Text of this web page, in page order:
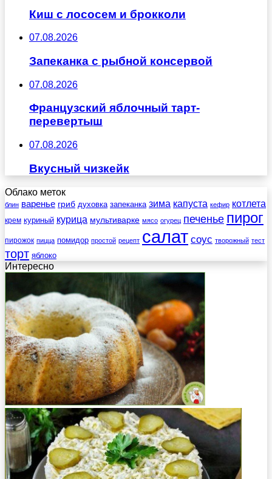
Киш с лососем и брокколи
07.08.2026
Запеканка с рыбной консервой
07.08.2026
Французский яблочный тарт-
перевертыш
07.08.2026
Вкусный чизкейк
Облако меток
блин варенье гриб духовка запеканка зима капуста кефир котлета
крем куриный курица мультиварке мясо огурец печенье пирог
пирожок пицца помидор простой рецепт салат соус творожный тест
торт яблоко
Интересно